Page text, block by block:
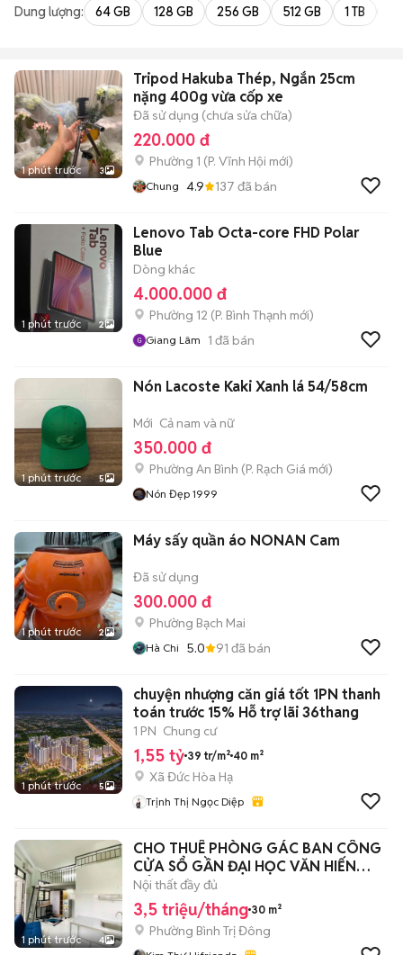
Dung lượng: 64 GB 128 GB 256 GB 512 GB 1 TB
1 phút trước 3
Tripod Hakuba Thép, Ngắn 25cm
nặng 400g vừa cốp xe
Đã sử dụng (chưa sửa chữa)
220.000 đ
Phường 1 (P. Vĩnh Hội mới)
Chung 4.9 137 đã bán
1 phút trước 2
Lenovo Tab Octa-core FHD Polar
Blue
Dòng khác
4.000.000 đ
Phường 12 (P. Bình Thạnh mới)
Giang Lâm 1 đã bán
1 phút trước 5
Nón Lacoste Kaki Xanh lá 54/58cm
Mới Cả nam và nữ
350.000 đ
Phường An Bình (P. Rạch Giá mới)
Nón Đẹp 1999
1 phút trước 2
Máy sấy quần áo NONAN Cam
Đã sử dụng
300.000 đ
Phường Bạch Mai
Hà Chi 5.0 91 đã bán
1 phút trước 5
chuyện nhượng căn giá tốt 1PN thanh
toán trước 15% Hỗ trợ lãi 36thang
1 PN Chung cư
1,55 tỷ 39 tr/m² 40 m²
Xã Đức Hòa Hạ
Trịnh Thị Ngọc Diệp
1 phút trước 4
CHO THUÊ PHÒNG GÁC BAN CÔNG
CỬA SỔ GẦN ĐẠI HỌC VĂN HIẾN
CÔNG THƯƠNG
Nội thất đầy đủ
3,5 triệu/tháng 30 m²
Phường Bình Trị Đông